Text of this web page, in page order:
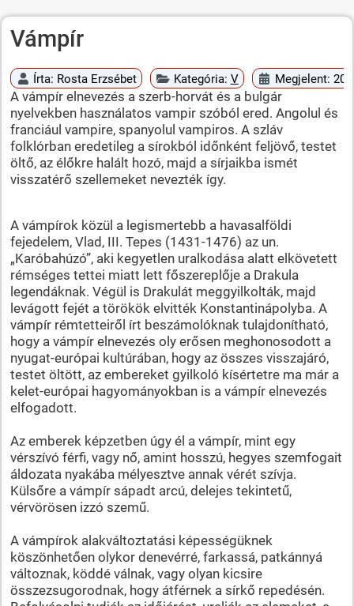
Vámpír
Írta: Rosta Erzsébet Kategória: V Megjelent:
A vámpír elnevezés a szerb-horvát és a bulgár
nyelvekben használatos vampir szóból ered. Angolul és
franciául vampire, spanyolul vampiros. A szláv
folklórban eredetileg a sírokból időnként feljövő, testet
öltő, az élőkre halált hozó, majd a sírjaikba ismét
visszatérő szellemeket nevezték így.
A vámpírok közül a legismertebb a havasalföldi
fejedelem, Vlad, III. Tepes (1431-1476) az un.
„Karóbahúzó”, aki kegyetlen uralkodása alatt elkövetett
rémséges tettei miatt lett főszereplője a Drakula
legendáknak. Végül is Drakulát meggyilkolták, majd
levágott fejét a törökök elvitték Konstantinápolyba. A
vámpír rémtetteiről írt beszámolóknak tulajdonítható,
hogy a vámpír elnevezés oly erősen meghonosodott a
nyugat-európai kultúrában, hogy az összes visszajáró,
testet öltött, az embereket gyilkoló kísértetre ma már a
kelet-európai hagyományokban is a vámpír elnevezés
elfogadott.
Az emberek képzetben úgy él a vámpír, mint egy
vérszívó férfi, vagy nő, amint hosszú, hegyes szemfogait
áldozata nyakába mélyesztve annak vérét szívja.
Külsőre a vámpír sápadt arcú, delejes tekintetű,
vérvörösen izzó szemű.
A vámpírok alakváltoztatási képességüknek
köszönhetően olykor denevérré, farkassá, patkánnyá
változnak, köddé válnak, vagy olyan kicsire
összezsugorodnak, hogy átférnek a sírkő repedésén.